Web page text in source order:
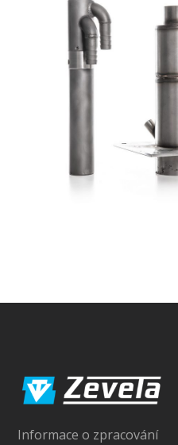
Informace o zpracování